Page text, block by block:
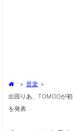
> 音楽 >
出田りあ、TOMOOが
を発表